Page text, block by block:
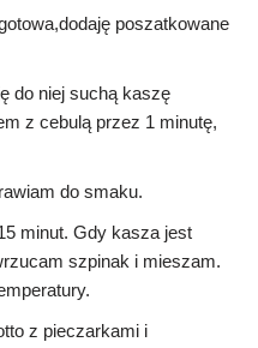
poszatkowane
do niej suchą kaszę
z cebulą przez 1 minutę,
do smaku.
minut. Gdy kasza jest
szpinak i mieszam.
z pieczarkami i